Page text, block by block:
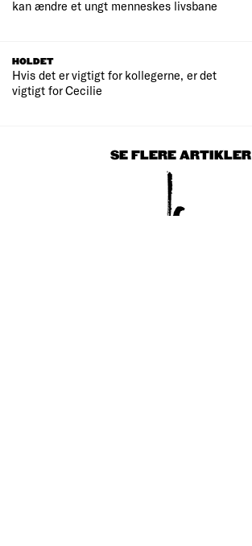
kan ændre et ungt menneskes livsbane
HOLDET
Hvis det er vigtigt for kollegerne, er det
vigtigt for Cecilie
SE FLERE ARTIKLER